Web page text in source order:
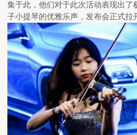
集于此，他们对于此次活动表现出了
子小提琴的优雅乐声，发布会正式拉